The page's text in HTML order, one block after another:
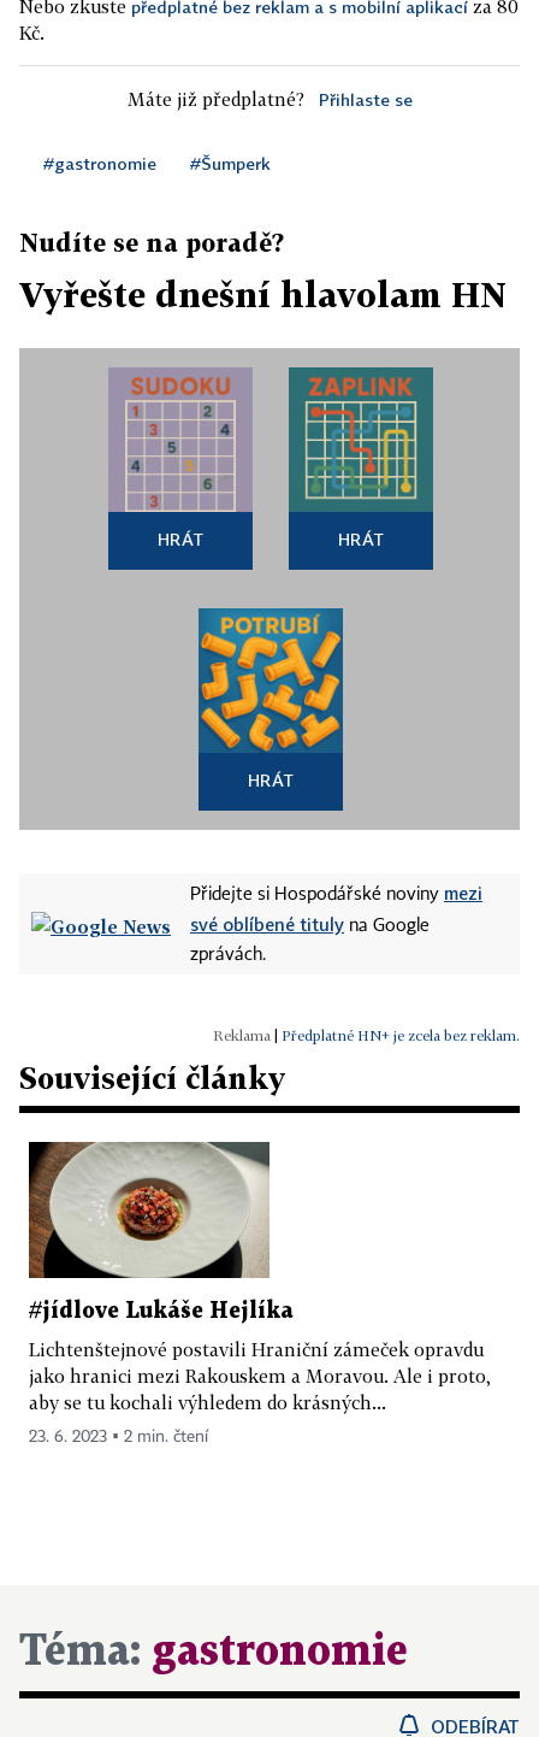
Nebo zkuste předplatné bez reklam a s mobilní aplikací za 80
Kč.
Máte již předplatné? Přihlaste se
#gastronomie #Šumperk
Nudíte se na poradě?
Vyřešte dnešní hlavolam HN
HRÁT HRÁT
HRÁT
Přidejte si Hospodářské noviny mezi
své oblíbené tituly na Google
zprávách.
Předplatné HN+ je zcela bez reklam.
Související články
#jídlove Lukáše Hejlíka
Lichtenštejnové postavili Hraniční zámeček opravdu
jako hranici mezi Rakouskem a Moravou. Ale i proto,
aby se tu kochali výhledem do krásných...
23. 6. 2023 ▪ 2 min. čtení
Téma: gastronomie
ODEBÍRAT